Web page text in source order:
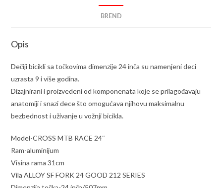
BREND
Opis
Dečiji bicikli sa točkovima dimenzije 24 inča su namenjeni deci
uzrasta 9 i više godina.
Dizajnirani i proizvedeni od komponenata koje se prilagođavaju
anatomiji i snazi dece što omogućava njihovu maksimalnu
bezbednost i uživanje u vožnji bicikla.
Model-CROSS MTB RACE 24″
Ram-aluminijum
Visina rama 31cm
Vila ALLOY SF FORK 24 GOOD 212 SERIES